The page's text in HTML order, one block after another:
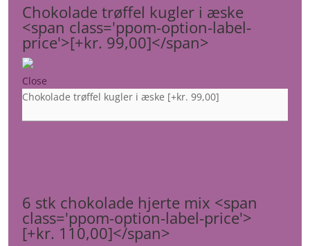
Chokolade trøffel kugler i æske
<span class='ppom-option-label-
price'>[+kr. 99,00]</span>
Close
Chokolade trøffel kugler i æske [+kr. 99,00]
6 stk chokolade hjerte mix <span
class='ppom-option-label-price'>
[+kr. 110,00]</span>